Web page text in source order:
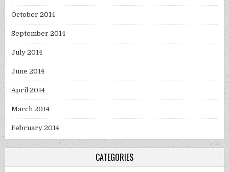
October 2014
September 2014
July 2014
June 2014
April 2014
March 2014
February 2014
CATEGORIES